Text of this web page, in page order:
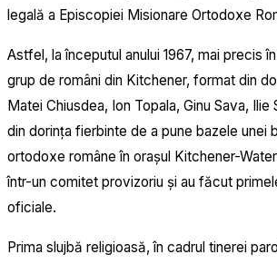
legală a Episcopiei Misionare Ortodoxe
Astfel, la începutul anului 1967, mai precis
grup de români din Kitchener, format din
Matei Chiusdea, Ion Topala, Ginu Sava, Ilie
din dorința fierbinte de a pune bazele unei
ortodoxe române în orașul Kitchener-
într-un comitet provizoriu și au făcut
oficiale.
Prima slujbă religioasă, în cadrul tinerei